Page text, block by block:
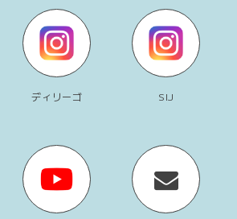
ディリーゴ SIJ